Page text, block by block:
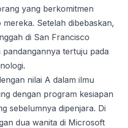
yang berkomitmen
Setelah dibebaskan,
di San Francisco
tertuju pada
nilai A dalam ilmu
dengan program kesiapan
sebelumnya dipenjara. Di
dua wanita di Microsoft